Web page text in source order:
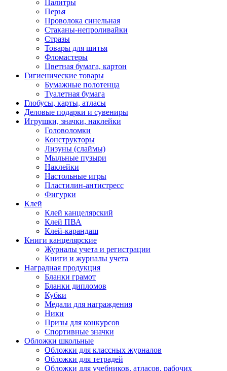
Палитры
Перья
Проволока синельная
Стаканы-непроливайки
Стразы
Товары для шитья
Фломастеры
Цветная бумага, картон
Гигиенические товары
Бумажные полотенца
Туалетная бумага
Глобусы, карты, атласы
Деловые подарки и сувениры
Игрушки, значки, наклейки
Головоломки
Конструкторы
Лизуны (слаймы)
Мыльные пузыри
Наклейки
Настольные игры
Пластилин-антистресс
Фигурки
Клей
Клей канцелярский
Клей ПВА
Клей-карандаш
Книги канцелярские
Журналы учета и регистрации
Книги и журналы учета
Наградная продукция
Бланки грамот
Бланки дипломов
Кубки
Медали для награждения
Ники
Призы для конкурсов
Спортивные значки
Обложки школьные
Обложки для классных журналов
Обложки для тетрадей
Обложки для учебников, атласов, рабочих